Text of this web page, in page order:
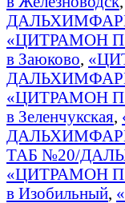
«ЦИТРАМОН
в Заюково,
«ЦИТРАМОН
в Зеленчукская,
ТАБ №20/
«ЦИТРАМОН
в Изобильный,